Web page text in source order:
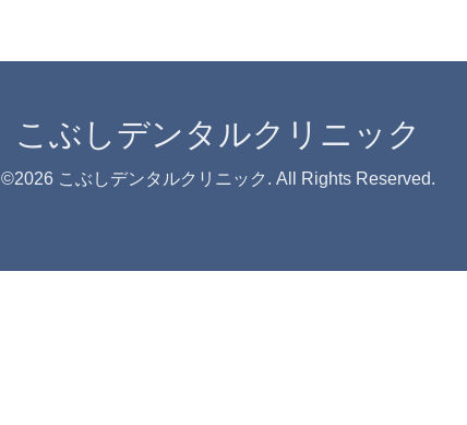
こぶしデンタルクリニック
©2026 こぶしデンタルクリニック . All Rights Reserved.